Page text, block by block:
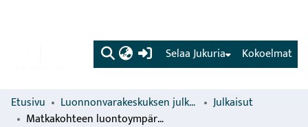
(current) Kokoelmat
Selaa Jukuria
Etusivu Luonnonvarakeskuksen julkaisut
Julkaisut
Matkakohteen luontoympäristön vetovoimaisuuden ylläpitäminen maisema- ja virkistysarvokaupan avulla